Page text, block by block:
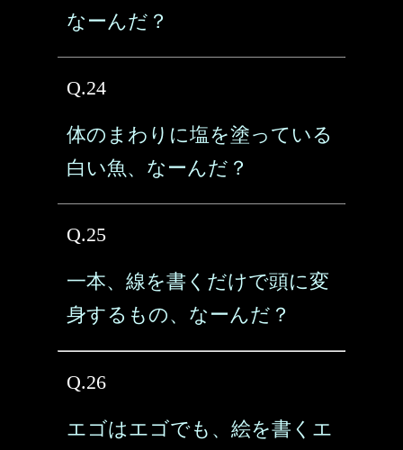
なーんだ？
Q.24
体のまわりに塩を塗っている
白い魚、なーんだ？
Q.25
一本、線を書くだけで頭に変
身するもの、なーんだ？
Q.26
エゴはエゴでも、絵を書くエ